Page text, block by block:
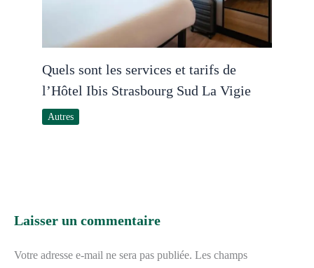
Quels sont les services et tarifs de
l’Hôtel Ibis Strasbourg Sud La Vigie
Autres
Laisser un commentaire
Votre adresse e-mail ne sera pas publiée. Les champs